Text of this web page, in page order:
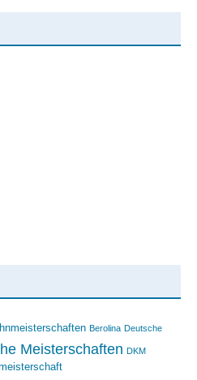
Berolina Deutsche
Meisterschaften DKM